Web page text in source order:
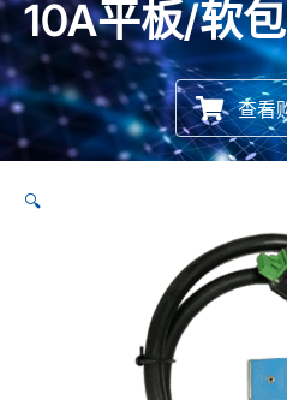
10A平板/软
查看
🔍